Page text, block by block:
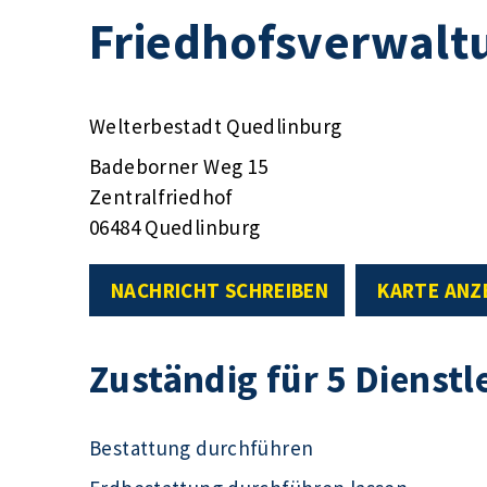
Welterbestadt Quedlinburg
Badeborner Weg 15
Zentralfriedhof
06484 Quedlinburg
NACHRICHT SCHREIBEN KARTE
Zuständig für 5
Bestattung durchführen